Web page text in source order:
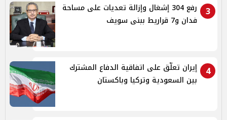
3
رفع 304 إشغال وإزالة تعديات على مساحة
فدان و7 قراريط ببنى سويف
4
إيران تعلّق على اتفاقية الدفاع المشترك
بين السعودية وتركيا وباكستان